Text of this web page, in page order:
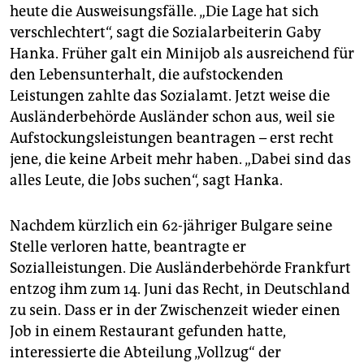
heute die Ausweisungsfälle. „Die Lage hat sich
verschlechtert“, sagt die Sozialarbeiterin Gaby
Hanka. Früher galt ein Minijob als ausreichend für
den Lebensunterhalt, die aufstockenden
Leistungen zahlte das Sozialamt. Jetzt weise die
Ausländerbehörde Ausländer schon aus, weil sie
Aufstockungsleistungen beantragen – erst recht
jene, die keine Arbeit mehr haben. „Dabei sind das
alles Leute, die Jobs suchen“, sagt Hanka.
Nachdem kürzlich ein 62-jähriger Bulgare seine
Stelle verloren hatte, beantragte er
Sozialleistungen. Die Ausländerbehörde Frankfurt
entzog ihm zum 14. Juni das Recht, in Deutschland
zu sein. Dass er in der Zwischenzeit wieder einen
Job in einem Restaurant gefunden hatte,
interessierte die Abteilung „Vollzug“ der